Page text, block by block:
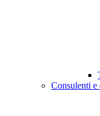
Consulenti e